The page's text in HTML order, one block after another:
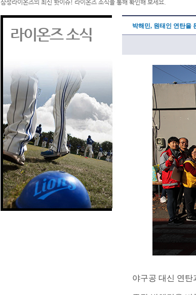
삼성라이온즈의 최신 핫이슈! 라이온즈 소식을 통해 확인해 보세요.
라이온즈 소식 박해민, 원태인 연탄을
야구공 대신 연탄